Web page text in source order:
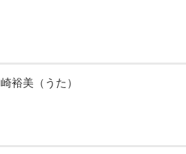
裕美（うた）